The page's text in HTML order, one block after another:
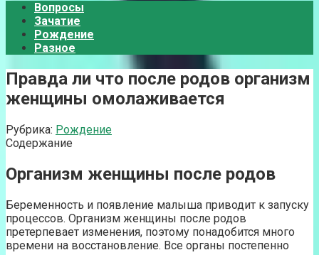
Вопросы
Зачатие
Рождение
Разное
Правда ли что после родов организм
женщины омолаживается
Рубрика: Рождение
Содержание
Организм женщины после родов
Беременность и появление малыша приводит к запуску
процессов. Организм женщины после родов
претерпевает изменения, поэтому понадобится много
времени на восстановление. Все органы постепенно